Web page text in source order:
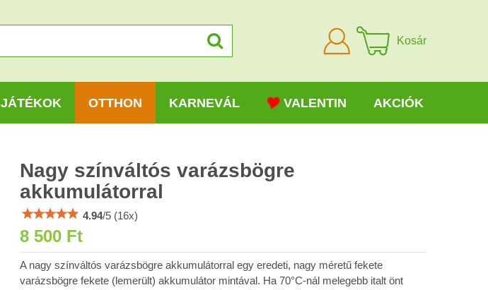
Bejelentkezni
Kosár
JÁTÉKOK OTTHON KARNEVÁL VALENTIN AKCIÓK
Nagy színváltós varázsbögre
akkumulátorral
4.94/5 (16x)
8 500 Ft
A nagy színváltós varázsbögre akkumulátorral egy eredeti, nagy méretű fekete
varázsbögre fekete (lemerült) akkumulátor mintával. Ha 70°C-nál melegebb italt önt